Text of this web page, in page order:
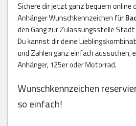
Sichere dir jetzt ganz bequem online
Anhänger Wunschkennzeichen für
den Gang zur Zulassungsstelle Stadt
Du kannst dir deine
und Zahlen ganz einfach aussuchen,
Anhänger, 125er oder Motorrad.
Wunschkennzeichen
so einfach!